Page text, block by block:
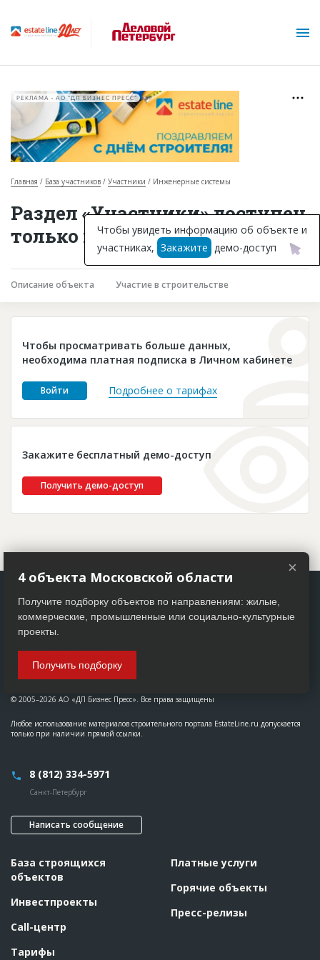
Горячие объекты
База строящихся объектов
Инвестпроекты
Глоссарий
Платные услуги
Пресс-релизы
РЕКЛАМА • АО "ДП БИЗНЕС ПРЕСС"
Главная База участников Участники Инженерные системы
Раздел «Участники» доступен
только подписчикам
Описание объекта Участие в строительстве
Чтобы просматривать больше данных,
необходима платная подписка в Личном кабинете
Войти Подробнее о тарифах
Закажите бесплатный демо-доступ
Получить демо-доступ
Чтобы увидеть информацию об объекте и
участниках, Закажите демо-доступ
© 2005–2026 АО «ДП Бизнес Пресс». Все права защищены
Любое использование материалов строительного портала EstateLine.ru допускается
только при наличии прямой ссылки.
8 (812) 334-5971
Санкт-Петербург
Написать сообщение
База строящихся
объектов
Инвестпроекты
Call-центр
Тарифы
Платные услуги
Горячие объекты
Пресс-релизы
×
4 объекта Московской области
Получите подборку объектов по направлениям: жилые,
коммерческие, промышленные или социально-культурные
проекты.
Получить подборку